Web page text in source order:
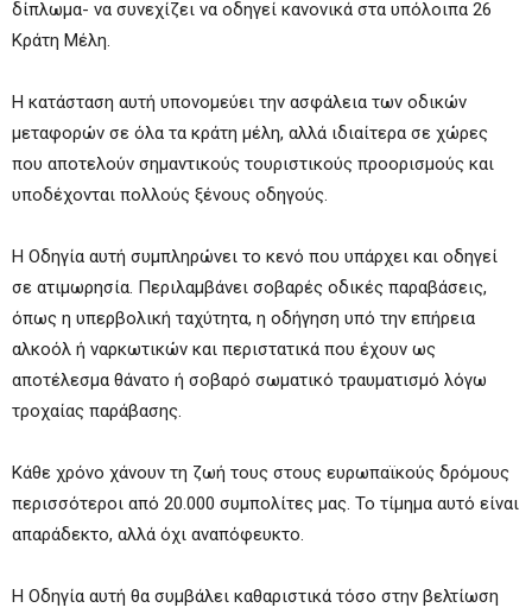
δίπλωμα- να συνεχίζει να οδηγεί κανονικά στα υπόλοιπα 26
Κράτη Μέλη.
Η κατάσταση αυτή υπονομεύει την ασφάλεια των οδικών
μεταφορών σε όλα τα κράτη μέλη, αλλά ιδιαίτερα σε χώρες
που αποτελούν σημαντικούς τουριστικούς προορισμούς και
υποδέχονται πολλούς ξένους οδηγούς.
Η Οδηγία αυτή συμπληρώνει το κενό που υπάρχει και οδηγεί
σε ατιμωρησία. Περιλαμβάνει σοβαρές οδικές παραβάσεις,
όπως η υπερβολική ταχύτητα, η οδήγηση υπό την επήρεια
αλκοόλ ή ναρκωτικών και περιστατικά που έχουν ως
αποτέλεσμα θάνατο ή σοβαρό σωματικό τραυματισμό λόγω
τροχαίας παράβασης.
Κάθε χρόνο χάνουν τη ζωή τους στους ευρωπαϊκούς δρόμους
περισσότεροι από 20.000 συμπολίτες μας. Το τίμημα αυτό είναι
απαράδεκτο, αλλά όχι αναπόφευκτο.
Η Οδηγία αυτή θα συμβάλει καθαριστικά τόσο στην βελτίωση